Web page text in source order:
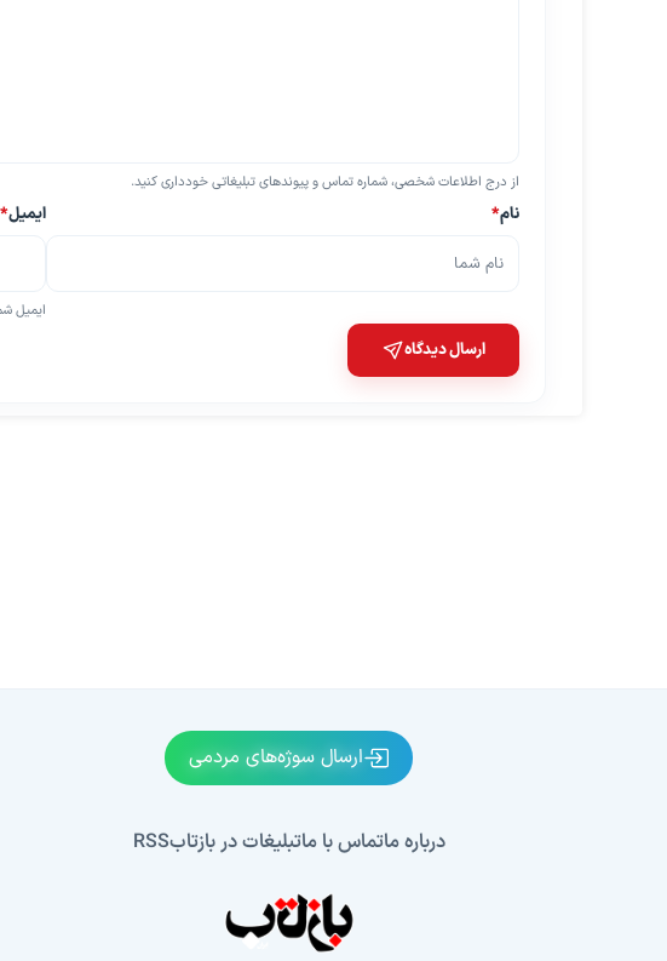
از درج اطلاعات شخصی، شماره تماس و پیوندهای تبلیغاتی خودداری کنید.
نام* ایمیل*
ایمیل
ارسال دیدگاه
ارسال سوژه‌های مردمی
درباره ماتماس با ماتبلیغات در بازتابRSS